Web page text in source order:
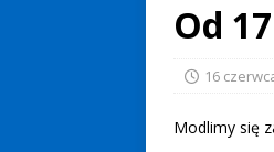
Od
16
Modlimy się